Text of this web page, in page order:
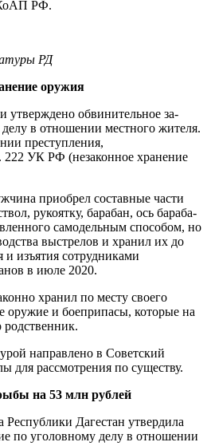
КоАП РФ.
РД
оружия
ут­верждено обвинительное за­
в отношении местного жителя.
престу­пления,
222 УК РФ (незаконное хранение
приобрел составные части
рукоятку, барабан, ось бараба­
самодельным способом, но
вы­стрелов и хранил их до
изъятия со­трудниками
в июле 2020.
хранил по месту своего
оружие и бое­припасы, которые на
родственник.
направлено в Советский
для рассмотре­ния по существу.
на 53 млн рублей
Ре­спублики Дагестан утвердила
по уголовному делу в отношении